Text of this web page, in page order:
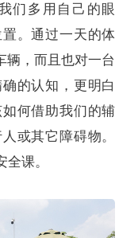
们多用自己的眼
。通过一天的体
辆，而且也对一台
的认知，更明白
何借助我们的辅
或其它障碍物。
课。